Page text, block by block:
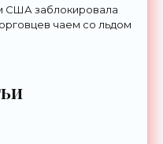
США заблокировала
чаем со льдом